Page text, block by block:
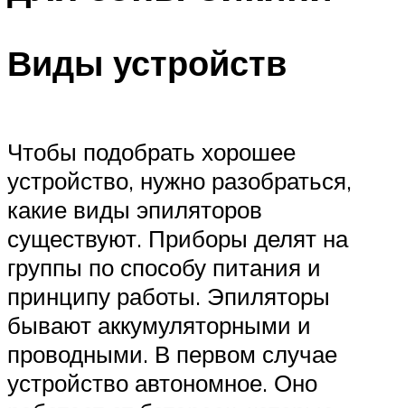
Виды устройств
Чтобы подобрать хорошее
устройство, нужно разобраться,
какие виды эпиляторов
существуют. Приборы делят на
группы по способу питания и
принципу работы. Эпиляторы
бывают аккумуляторными и
проводными. В первом случае
устройство автономное. Оно